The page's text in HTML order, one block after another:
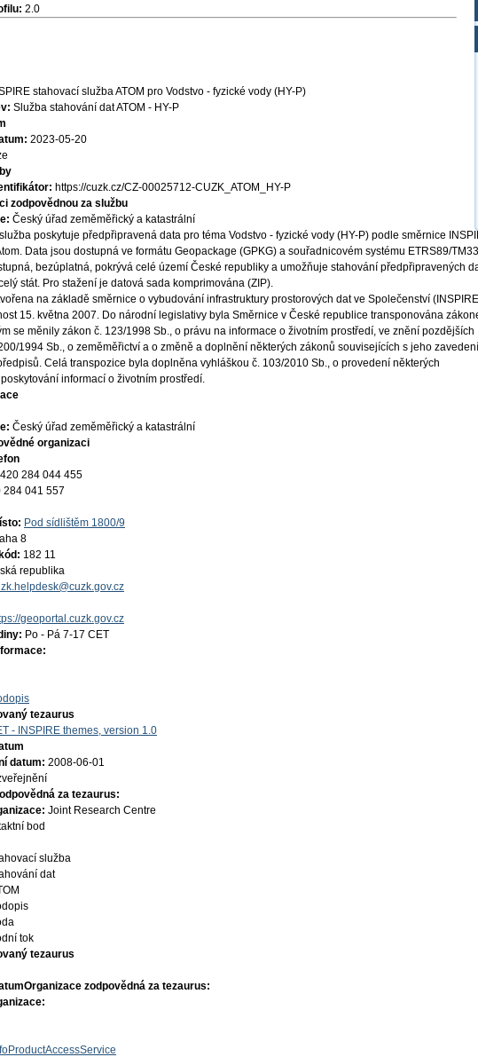
2.0
stahovací služba ATOM pro Vodstvo - fyzické vody (HY-P)
Služba stahování dat ATOM - HY-P
2023-05-20
https://cuzk.cz/CZ-00025712-CUZK_ATOM_HY-P
zodpovědnou za službu
Český úřad zeměměřický a katastrální
poskytuje předpřipravená data pro téma Vodstvo - fyzické vody (HY-P) podle směrnice
Data jsou dostupná ve formátu Geopackage (GPKG) a souřadnicovém systému ETRS89/
bezúplatná, pokrývá celé území České republiky a umožňuje stahování předpřipravených
stát. Pro stažení je datová sada komprimována (ZIP).
na základě směrnice o vybudování infrastruktury prostorových dat ve Společenství
15. května 2007. Do národní legislativy byla Směrnice v České republice transponována
se měnily zákon č. 123/1998 Sb., o právu na informace o životním prostředí, ve znění pozdějších
1994 Sb., o zeměměřictví a o změně a doplnění některých zákonů souvisejících s jeho
Celá transpozice byla doplněna vyhláškou č. 103/2010 Sb., o provedení některých
informací o životním prostředí.
Český úřad zeměměřický a katastrální
organizaci
284 044 455
284 041 557
Pod sídlištěm 1800/9
8
182 11
republika
geoportal.cuzk.gov.cz
Po - Pá 7-17 CET
tezaurus
- INSPIRE themes, version 1.0
datum: 2008-06-01
za tezaurus:
Joint Research Centre
bod
služba
dat
tok
tezaurus
Organizace zodpovědná za tezaurus: